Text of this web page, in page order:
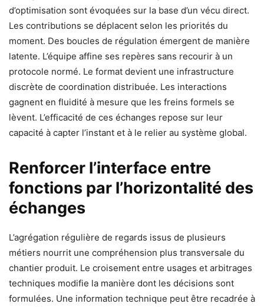
d’optimisation sont évoquées sur la base d’un vécu direct.
Les contributions se déplacent selon les priorités du
moment. Des boucles de régulation émergent de manière
latente. L’équipe affine ses repères sans recourir à un
protocole normé. Le format devient une infrastructure
discrète de coordination distribuée. Les interactions
gagnent en fluidité à mesure que les freins formels se
lèvent. L’efficacité de ces échanges repose sur leur
capacité à capter l’instant et à le relier au système global.
Renforcer l’interface entre
fonctions par l’horizontalité des
échanges
L’agrégation régulière de regards issus de plusieurs
métiers nourrit une compréhension plus transversale du
chantier produit. Le croisement entre usages et arbitrages
techniques modifie la manière dont les décisions sont
formulées. Une information technique peut être recadrée à